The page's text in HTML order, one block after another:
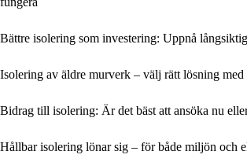
Bättre isolering som investering: Uppnå
Isolering av äldre murverk – välj rätt lösning med
Bidrag till isolering: Är det bäst att ansöka nu
Hållbar isolering lönar sig – för både miljön och